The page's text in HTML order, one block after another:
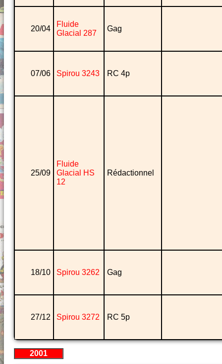
20/04
Fluide
Glacial 287
Gag
07/06 Spirou 3243 RC 4p
25/09
Fluide
Glacial HS
12
Rédactionnel
18/10 Spirou 3262 Gag
27/12 Spirou 3272 RC 5p
2001